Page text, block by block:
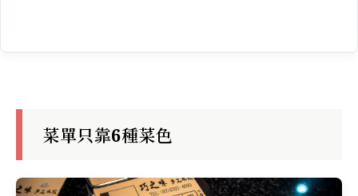
菜單只靠6種菜色